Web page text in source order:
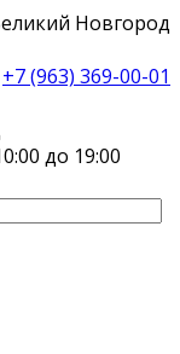
Новгород
+7 (963) 369-00-01
до 19:00